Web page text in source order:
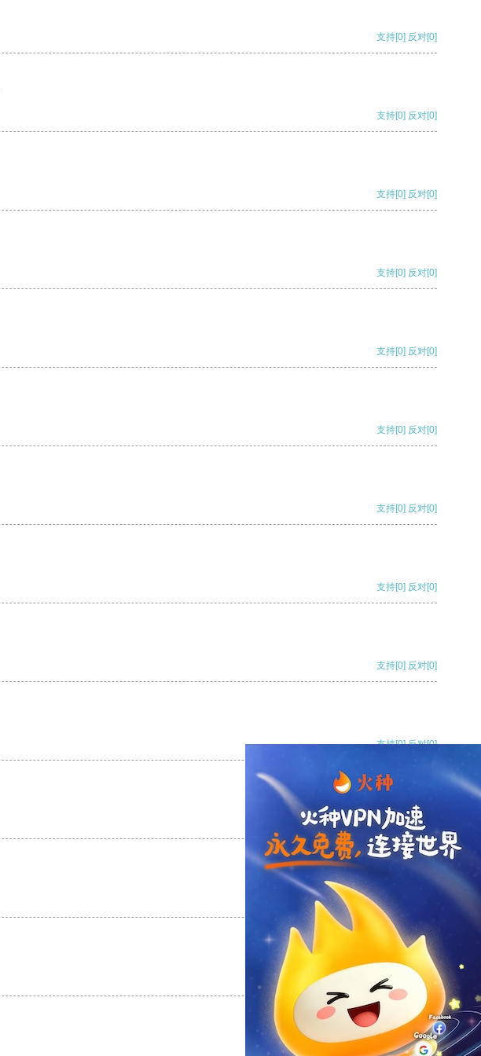
支持[0] 反对[0]
支持[0] 反对[0]
支持[0] 反对[0]
支持[0] 反对[0]
支持[0] 反对[0]
支持[0] 反对[0]
支持[0] 反对[0]
支持[0] 反对[0]
支持[0] 反对[0]
支持[0] 反对[0]
支持[0] 反对
支持
支持 反对 [0]